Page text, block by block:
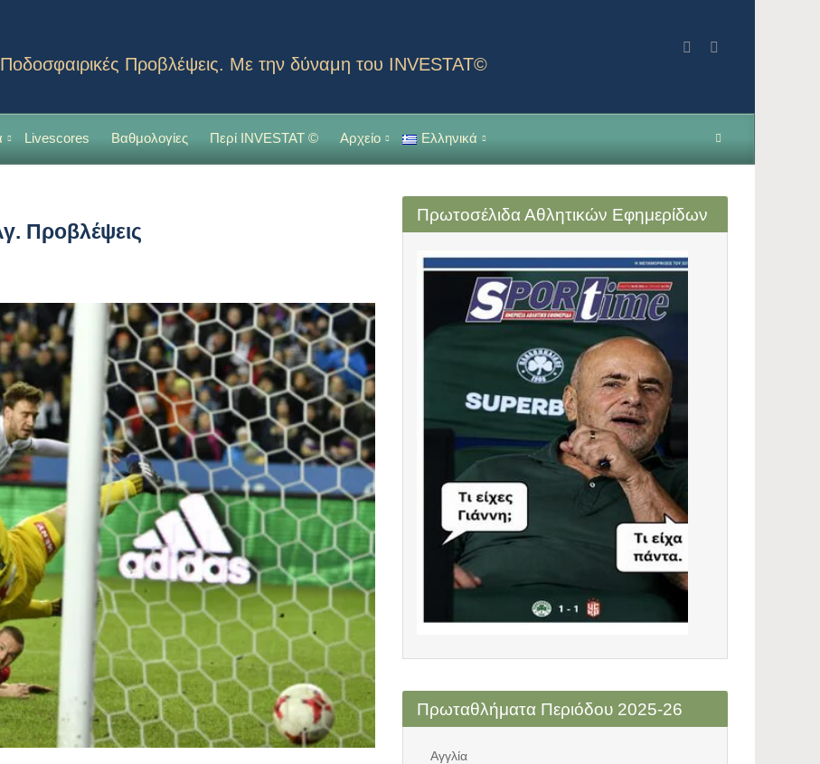
Ποδοσφαιρικές Προβλέψεις. Με την δύναμη του INVESTAT©
Livescores Βαθμολογίες Περί INVESTAT © Αρχείο Ελληνικά
Προβλέψεις
Πρωτοσέλιδα Αθλητικών Εφημερίδων
Πρωταθλήματα Περιόδου 2025-26
Αγγλία